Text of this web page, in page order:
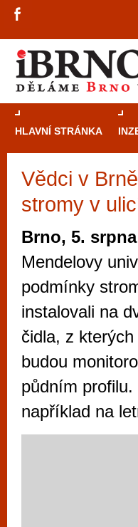
HLAVNÍ STRÁNKA
Vědci v
stromy v
Brno, 5.
Mendelovy
podmínky
instalovali na
čidla, z
budou
půdním
například na
Mimo jiné je ale
vyzkoušet
metropoli
po moderní
příležitostné